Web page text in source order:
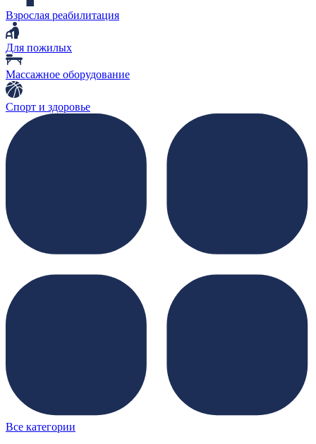
Взрослая реабилитация
Для пожилых
Массажное оборудование
Спорт и здоровье
Все категории